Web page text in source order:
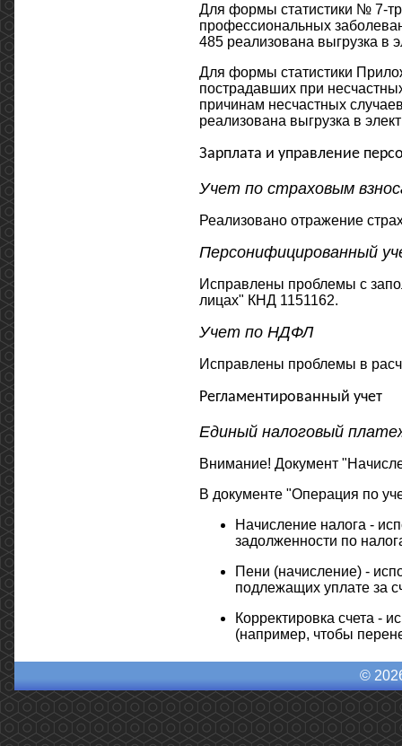
Для формы статистики № 7-
профессиональных
485 реализована выгрузка в
Для формы статистики
пострадавших при
причинам несчастных
реализована выгрузка в
Зарплата и управление
Учет по страховым
Реализовано отражение
Персонифицированный
Исправлены проблемы с
лицах" КНД 1151162.
Учет по НДФЛ
Исправлены проблемы в
Регламентированный учет
Единый налоговый
Внимание! Документ
В документе "Операция по
Начисление налога -
задолженности по
Пени (начисление) -
подлежащих уплате за
Корректировка счета -
(например, чтобы
©